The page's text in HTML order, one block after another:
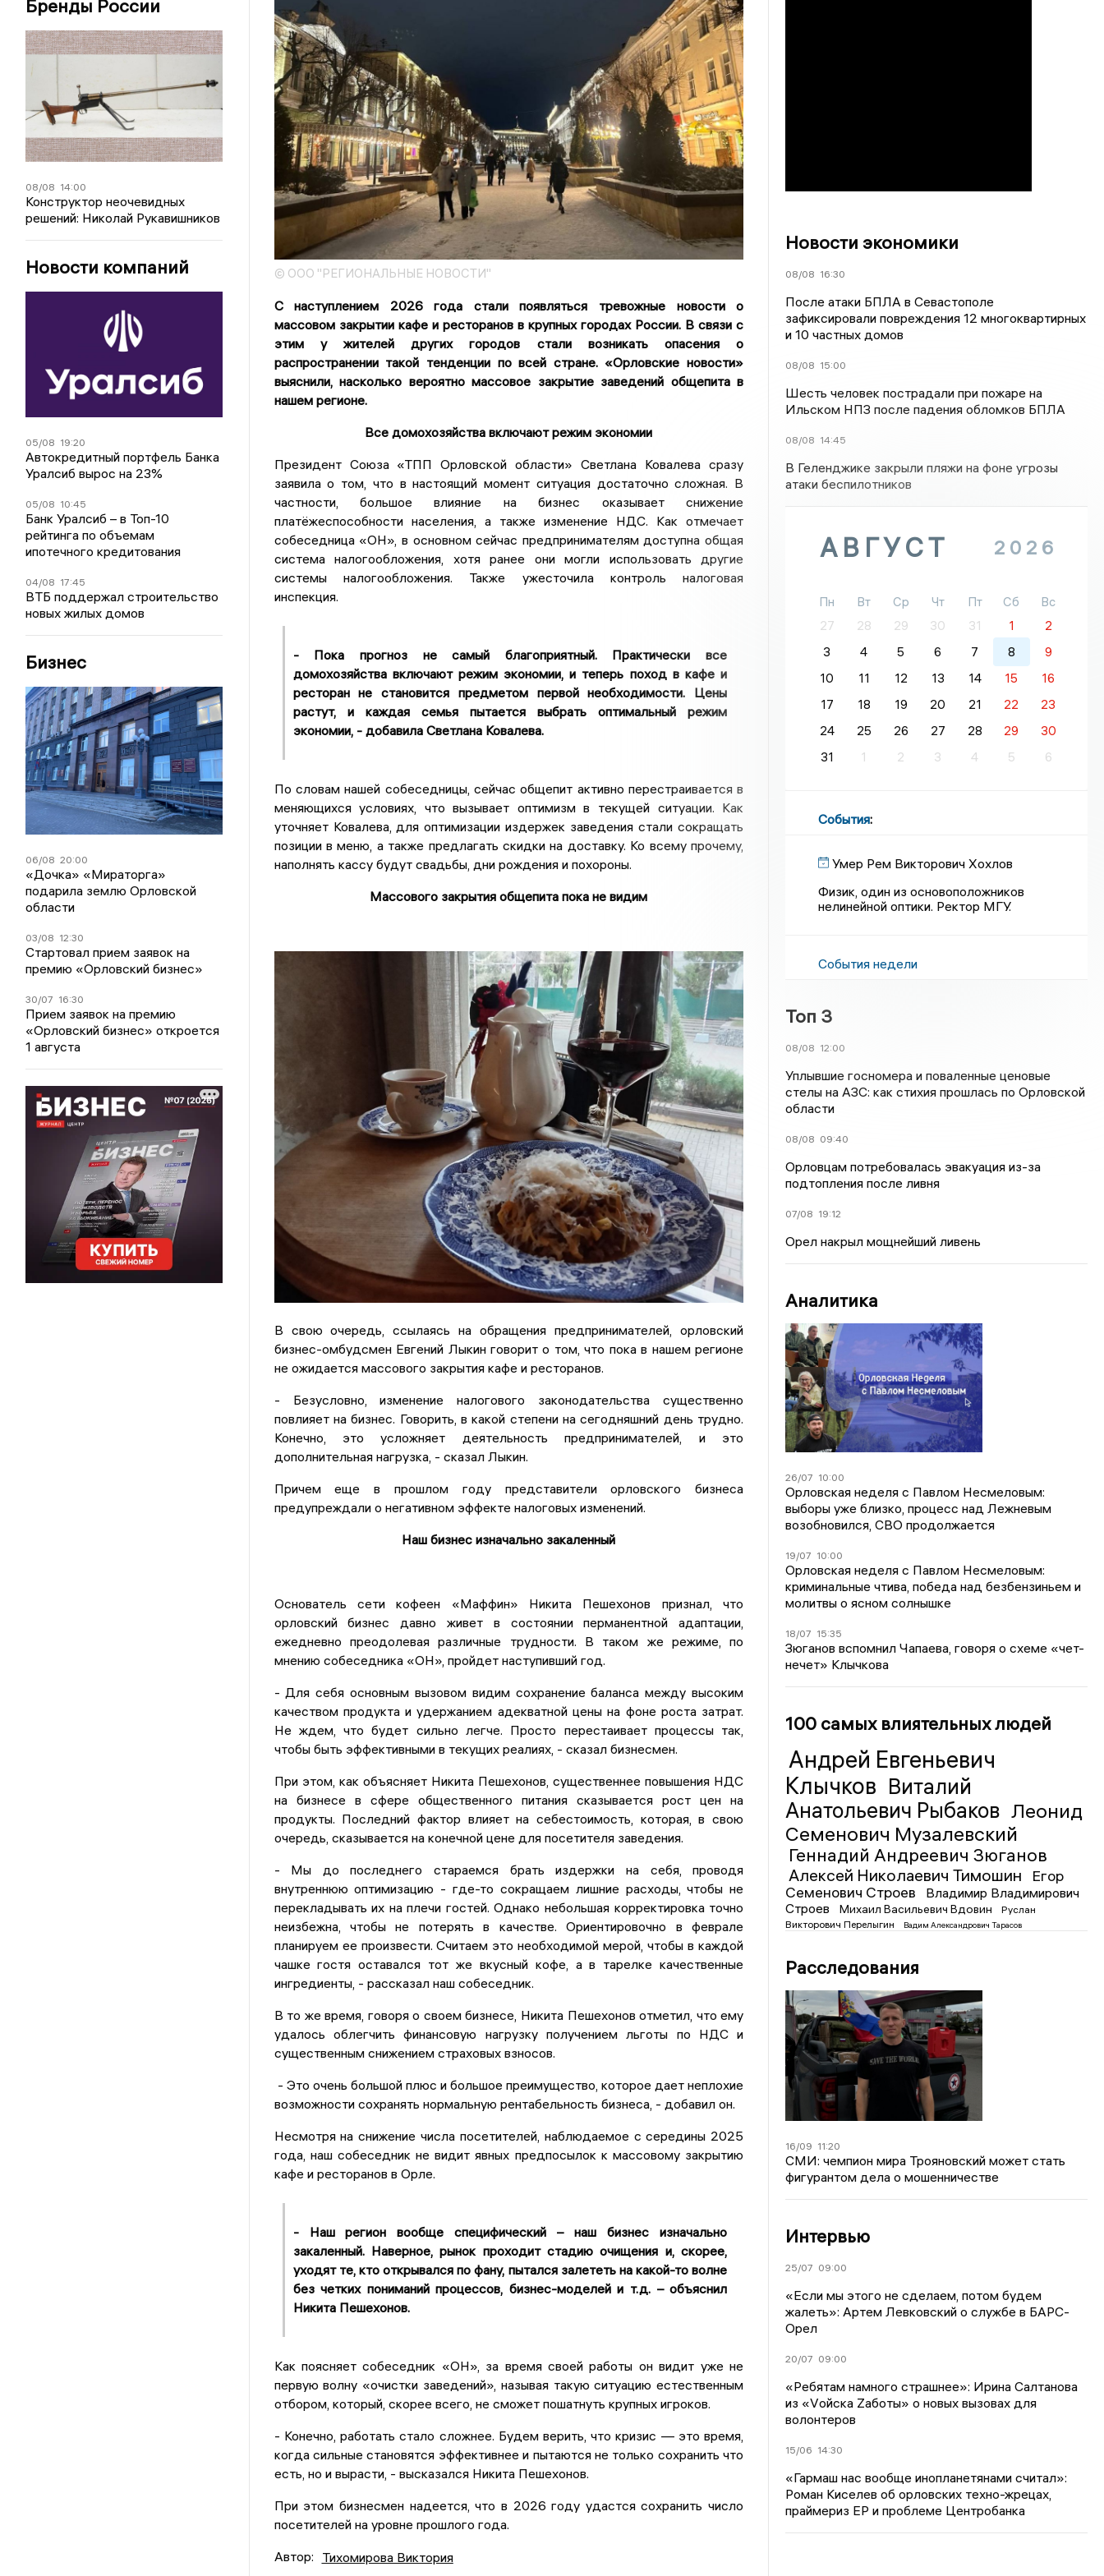
Бренды России
08/08 14:00
Конструктор неочевидных
решений: Николай Рукавишников
Новости компаний
05/08 19:20
Автокредитный портфель Банка
Уралсиб вырос на 23%
05/08 10:45
Банк Уралсиб – в Топ-10
рейтинга по объемам
ипотечного кредитования
04/08 17:45
ВТБ поддержал строительство
новых жилых домов
Бизнес
06/08 20:00
«Дочка» «Мираторга»
подарила землю Орловской
области
03/08 12:30
Стартовал прием заявок на
премию «Орловский бизнес»
30/07 16:30
Прием заявок на премию
«Орловский бизнес» откроется
1 августа
© ООО "РЕГИОНАЛЬНЫЕ НОВОСТИ"
С наступлением 2026 года стали появляться тревожные новости о
массовом закрытии кафе и ресторанов в крупных городах России. В связи с
этим у жителей других городов стали возникать опасения о
распространении такой тенденции по всей стране. «Орловские новости»
выяснили, насколько вероятно массовое закрытие заведений общепита в
нашем регионе.
Все домохозяйства включают режим экономии
Президент Союза «ТПП Орловской области» Светлана Ковалева сразу
заявила о том, что в настоящий момент ситуация достаточно сложная. В
частности, большое влияние на бизнес оказывает снижение
платёжеспособности населения, а также изменение НДС. Как отмечает
собеседница «ОН», в основном сейчас предпринимателям доступна общая
система налогообложения, хотя ранее они могли использовать другие
системы налогообложения. Также ужесточила контроль налоговая
инспекция.
- Пока прогноз не самый благоприятный. Практически все
домохозяйства включают режим экономии, и теперь поход в кафе и
ресторан не становится предметом первой необходимости. Цены
растут, и каждая семья пытается выбрать оптимальный режим
экономии, - добавила Светлана Ковалева.
По словам нашей собеседницы, сейчас общепит активно перестраивается в
меняющихся условиях, что вызывает оптимизм в текущей ситуации. Как
уточняет Ковалева, для оптимизации издержек заведения стали сокращать
позиции в меню, а также предлагать скидки на доставку. Ко всему прочему,
наполнять кассу будут свадьбы, дни рождения и похороны.
Массового закрытия общепита пока не видим
В свою очередь, ссылаясь на обращения предпринимателей, орловский
бизнес-омбудсмен Евгений Лыкин говорит о том, что пока в нашем регионе
не ожидается массового закрытия кафе и ресторанов.
- Безусловно, изменение налогового законодательства существенно
повлияет на бизнес. Говорить, в какой степени на сегодняшний день трудно.
Конечно, это усложняет деятельность предпринимателей, и это
дополнительная нагрузка, - сказал Лыкин.
Причем еще в прошлом году представители орловского бизнеса
предупреждали о негативном эффекте налоговых изменений.
Наш бизнес изначально закаленный
Основатель сети кофеен «Маффин» Никита Пешехонов признал, что
орловский бизнес давно живет в состоянии перманентной адаптации,
ежедневно преодолевая различные трудности. В таком же режиме, по
мнению собеседника «ОН», пройдет наступивший год.
- Для себя основным вызовом видим сохранение баланса между высоким
качеством продукта и удержанием адекватной цены на фоне роста затрат.
Не ждем, что будет сильно легче. Просто перестаивает процессы так,
чтобы быть эффективными в текущих реалиях, - сказал бизнесмен.
При этом, как объясняет Никита Пешехонов, существеннее повышения НДС
на бизнесе в сфере общественного питания сказывается рост цен на
продукты. Последний фактор влияет на себестоимость, которая, в свою
очередь, сказывается на конечной цене для посетителя заведения.
- Мы до последнего стараемся брать издержки на себя, проводя
внутреннюю оптимизацию - где-то сокращаем лишние расходы, чтобы не
перекладывать их на плечи гостей. Однако небольшая корректировка точно
неизбежна, чтобы не потерять в качестве. Ориентировочно в феврале
планируем ее произвести. Считаем это необходимой мерой, чтобы в каждой
чашке гостя оставался тот же вкусный кофе, а в тарелке качественные
ингредиенты, - рассказал наш собеседник.
В то же время, говоря о своем бизнесе, Никита Пешехонов отметил, что ему
удалось облегчить финансовую нагрузку получением льготы по НДС и
существенным снижением страховых взносов.
- Это очень большой плюс и большое преимущество, которое дает неплохие
возможности сохранять нормальную рентабельность бизнеса, - добавил он.
Несмотря на снижение числа посетителей, наблюдаемое с середины 2025
года, наш собеседник не видит явных предпосылок к массовому закрытию
кафе и ресторанов в Орле.
- Наш регион вообще специфический – наш бизнес изначально
закаленный. Наверное, рынок проходит стадию очищения и, скорее,
уходят те, кто открывался по фану, пытался залететь на какой-то волне
без четких пониманий процессов, бизнес-моделей и т.д. – объяснил
Никита Пешехонов.
Как поясняет собеседник «ОН», за время своей работы он видит уже не
первую волну «очистки заведений», называя такую ситуацию естественным
отбором, который, скорее всего, не сможет пошатнуть крупных игроков.
- Конечно, работать стало сложнее. Будем верить, что кризис — это время,
когда сильные становятся эффективнее и пытаются не только сохранить что
есть, но и вырасти, - высказался Никита Пешехонов.
При этом бизнесмен надеется, что в 2026 году удастся сохранить число
посетителей на уровне прошлого года.
Автор: Тихомирова Виктория
Новости экономики
08/08 16:30
После атаки БПЛА в Севастополе
зафиксировали повреждения 12 многоквартирных
и 10 частных домов
08/08 15:00
Шесть человек пострадали при пожаре на
Ильском НПЗ после падения обломков БПЛА
08/08 14:45
В Геленджике закрыли пляжи на фоне угрозы
атаки беспилотников
АВГУСТ 2026
Пн Вт Ср Чт Пт Сб
Вс
27
28 29 30 31 1
2
3
4 5 6 7 8
9
10
11 12 13 14 15
16
17
18 19 20 21 22
23
24
25 26 27 28 29
30
31
1 2 3 4 5 6
События:
Умер Рем Викторович Хохлов
Физик, один из основоположников
нелинейной оптики. Ректор МГУ.
События недели
Топ 3
08/08 12:00
Уплывшие госномера и поваленные ценовые
стелы на АЗС: как стихия прошлась по Орловской
области
08/08 09:40
Орловцам потребовалась эвакуация из-за
подтопления после ливня
07/08 19:12
Орел накрыл мощнейший ливень
Аналитика
26/07 10:00
Орловская неделя с Павлом Несмеловым:
выборы уже близко, процесс над Лежневым
возобновился, СВО продолжается
19/07 10:00
Орловская неделя с Павлом Несмеловым:
криминальные чтива, победа над безбензиньем и
молитвы о ясном солнышке
18/07 15:35
Зюганов вспомнил Чапаева, говоря о схеме «чет-
нечет» Клычкова
100 самых влиятельных людей
Андрей Евгеньевич
Клычков Виталий
Анатольевич Рыбаков Леонид
Семенович Музалевский
Геннадий Андреевич Зюганов
Алексей Николаевич Тимошин
Егор
Семенович Строев
Владимир Владимирович
Строев
Михаил Васильевич Вдовин
Руслан
Викторович Перелыгин
Вадим Александрович Тарасов
Расследования
16/09 11:20
СМИ: чемпион мира Трояновский может стать
фигурантом дела о мошенничестве
Интервью
25/07 09:00
«Если мы этого не сделаем, потом будем
жалеть»: Артем Левковский о службе в БАРС-
Орел
20/07 09:00
«Ребятам намного страшнее»: Ирина Салтанова
из «Vойска Zаботы» о новых вызовах для
волонтеров
15/06 14:30
«Гармаш нас вообще инопланетянами считал»:
Роман Киселев об орловских техно-жрецах,
праймериз ЕР и проблеме Центробанка